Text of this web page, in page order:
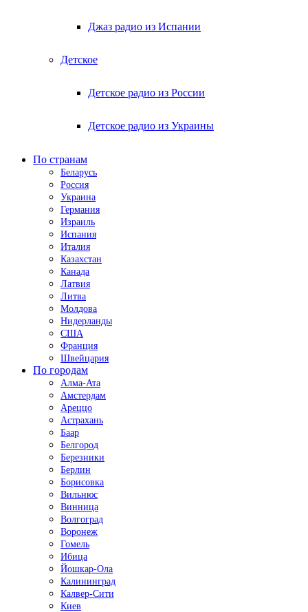
Джаз радио из Испании
Детское
Детское радио из России
Детское радио из Украины
По странам
Беларусь
Россия
Украина
Германия
Израиль
Испания
Италия
Казахстан
Канада
Латвия
Литва
Молдова
Нидерланды
США
Франция
Швейцария
По городам
Алма-Ата
Амстердам
Ареццо
Астрахань
Баар
Белгород
Березники
Берлин
Борисовка
Вильнюс
Винница
Волгоград
Воронеж
Гомель
Ибица
Йошкар-Ола
Калининград
Калвер-Сити
Киев